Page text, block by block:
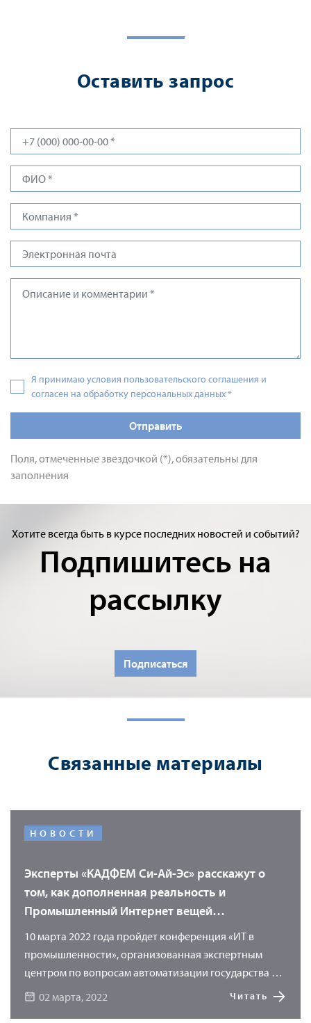
Оставить запрос
Я принимаю условия пользовательского соглашения и
согласен на обработку персональных данных*
Отправить
Поля, отмеченные звездочкой (*), обязательны для
заполнения
Хотите всегда быть в курсе последних новостей и событий?
Подпишитесь на
рассылку
Подписаться
Связанные материалы
НОВОСТИ
Эксперты «КАДФЕМ Си-Ай-Эс» расскажут о
том, как дополненная реальность и
Промышленный Интернет вещей
оптимизируют процессы ТОиР
10 марта 2022 года пройдет конференция «ИТ в
промышленности», организованная экспертным
центром по вопросам автоматизации государства и
бизнеса в России TAdviser. Мероприятие будет
02 марта, 2022 Читать